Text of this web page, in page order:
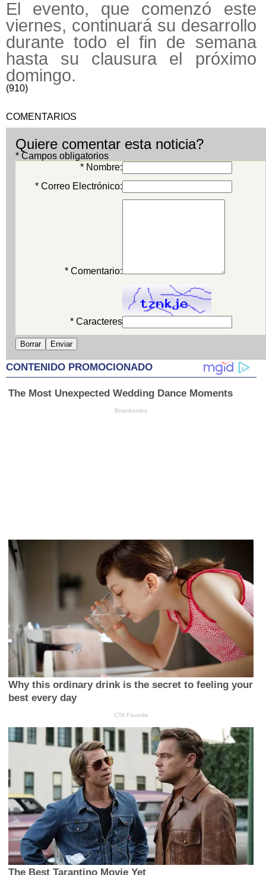
El evento, que comenzó este
viernes, continuará su desarrollo
durante todo el fin de semana
hasta su clausura el próximo
domingo.
(910)
COMENTARIOS
Quiere comentar esta noticia?
* Campos obligatorios
* Nombre:
* Correo Electrónico:
* Comentario:
* Caracteres